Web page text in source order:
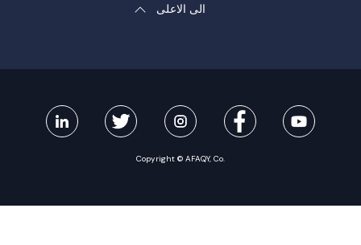
الى الاعلى
Copyright © AFAQY, Co.